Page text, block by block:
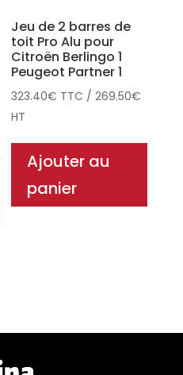
Jeu de 2 barres de
toit Pro Alu pour
Citroën Berlingo 1
Peugeot Partner 1
323.40€ TTC /269.50€
HT
Ajouter au
panier